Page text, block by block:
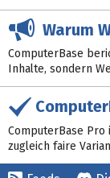
Warum
ComputerBase
Inhalte, sondern
ComputerBase
zugleich faire